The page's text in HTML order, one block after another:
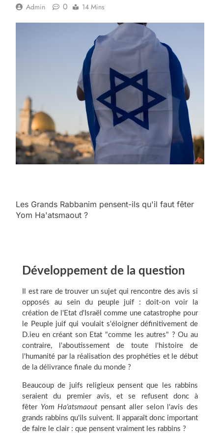
Admin 0 14 Mins
Les Grands Rabbanim pensent-ils qu'il faut fêter
Yom Ha'atsmaout ?
Développement de la question
Il est rare de trouver un sujet qui rencontre des avis si
opposés au sein du peuple juif : doit-on voir la
création de l'Etat d'Israël comme une catastrophe pour
le Peuple juif qui voulait s'éloigner définitivement de
D.ieu en créant son Etat "comme les autres" ? Ou au
contraire, l'aboutissement de toute l'histoire de
l'humanité par la réalisation des prophéties et le début
de la délivrance finale du monde ?
Beaucoup de juifs religieux pensent que les rabbins
seraient du premier avis, et se refusent donc à
fêter Yom Ha'atsmaout pensant aller selon l'avis des
grands rabbins qu'ils suivent. Il apparaît donc important
de faire le clair : que pensent vraiment les rabbins ?